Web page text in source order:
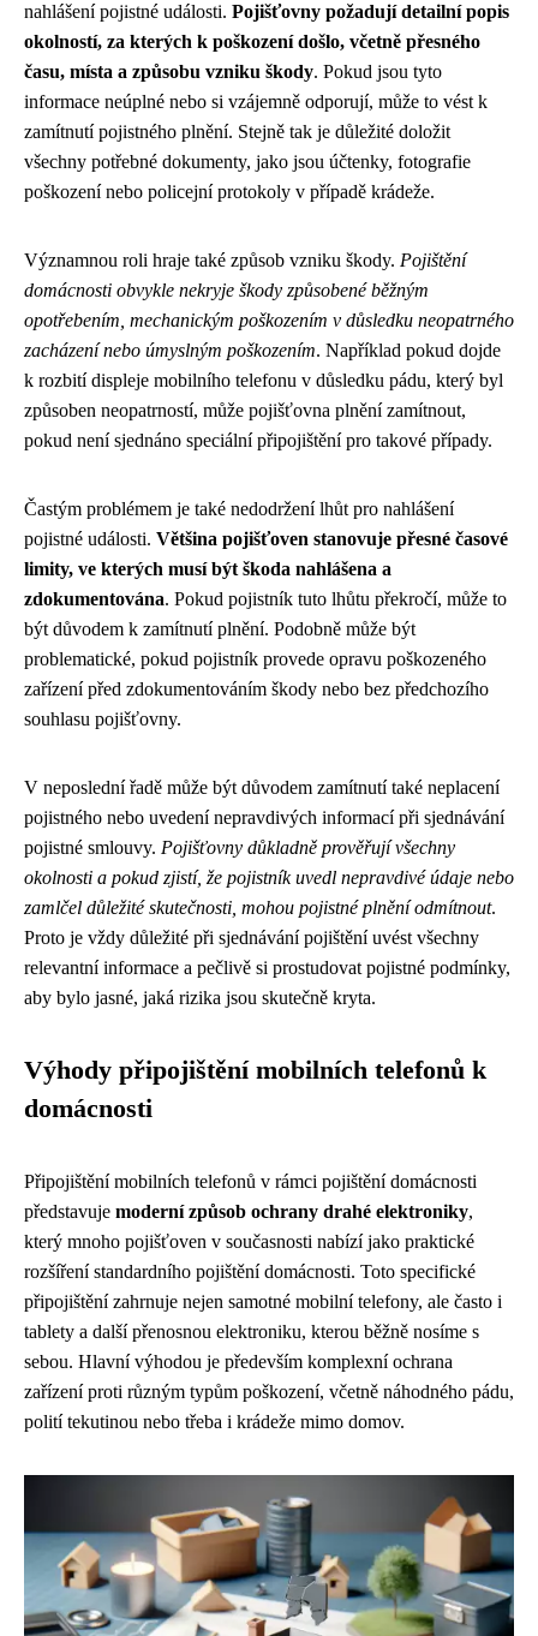
nahlášení pojistné události. Pojišťovny požadují detailní popis
okolností, za kterých k poškození došlo, včetně přesného
času, místa a způsobu vzniku škody. Pokud jsou tyto
informace neúplné nebo si vzájemně odporují, může to vést k
zamítnutí pojistného plnění. Stejně tak je důležité doložit
všechny potřebné dokumenty, jako jsou účtenky, fotografie
poškození nebo policejní protokoly v případě krádeže.
Významnou roli hraje také způsob vzniku škody. Pojištění
domácnosti obvykle nekryje škody způsobené běžným
opotřebením, mechanickým poškozením v důsledku neopatrného
zacházení nebo úmyslným poškozením. Například pokud dojde
k rozbití displeje mobilního telefonu v důsledku pádu, který byl
způsoben neopatrností, může pojišťovna plnění zamítnout,
pokud není sjednáno speciální připojištění pro takové případy.
Častým problémem je také nedodržení lhůt pro nahlášení
pojistné události. Většina pojišťoven stanovuje přesné časové
limity, ve kterých musí být škoda nahlášena a
zdokumentována. Pokud pojistník tuto lhůtu překročí, může to
být důvodem k zamítnutí plnění. Podobně může být
problematické, pokud pojistník provede opravu poškozeného
zařízení před zdokumentováním škody nebo bez předchozího
souhlasu pojišťovny.
V neposlední řadě může být důvodem zamítnutí také neplacení
pojistného nebo uvedení nepravdivých informací při sjednávání
pojistné smlouvy. Pojišťovny důkladně prověřují všechny
okolnosti a pokud zjistí, že pojistník uvedl nepravdivé údaje nebo
zamlčel důležité skutečnosti, mohou pojistné plnění odmítnout.
Proto je vždy důležité při sjednávání pojištění uvést všechny
relevantní informace a pečlivě si prostudovat pojistné podmínky,
aby bylo jasné, jaká rizika jsou skutečně kryta.
Výhody připojištění mobilních telefonů k
domácnosti
Připojištění mobilních telefonů v rámci pojištění domácnosti
představuje moderní způsob ochrany drahé elektroniky,
který mnoho pojišťoven v současnosti nabízí jako praktické
rozšíření standardního pojištění domácnosti. Toto specifické
připojištění zahrnuje nejen samotné mobilní telefony, ale často i
tablety a další přenosnou elektroniku, kterou běžně nosíme s
sebou. Hlavní výhodou je především komplexní ochrana
zařízení proti různým typům poškození, včetně náhodného pádu,
polití tekutinou nebo třeba i krádeže mimo domov.